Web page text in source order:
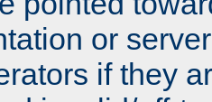
or
if they